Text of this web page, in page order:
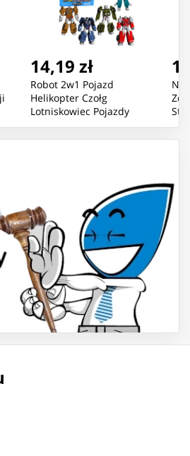
14,19 zł
Robot 2w1 Pojazd
Helikopter Czołg
Lotniskowiec Pojazdy
Bojowe Mix